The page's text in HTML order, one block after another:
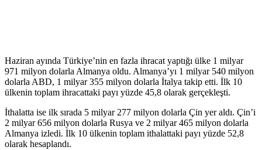
Haziran ayında Türkiye’nin en fazla ihracat yaptığı ülke 1 milyar
971 milyon dolarla Almanya oldu. Almanya’yı 1 milyar 540 milyon
dolarla ABD, 1 milyar 355 milyon dolarla İtalya takip etti. İlk 10
ülkenin toplam ihracattaki payı yüzde 45,8 olarak gerçekleşti.
İthalatta ise ilk sırada 5 milyar 277 milyon dolarla Çin yer aldı. Çin’i
2 milyar 656 milyon dolarla Rusya ve 2 milyar 465 milyon dolarla
Almanya izledi. İlk 10 ülkenin toplam ithalattaki payı yüzde 52,8
olarak hesaplandı.